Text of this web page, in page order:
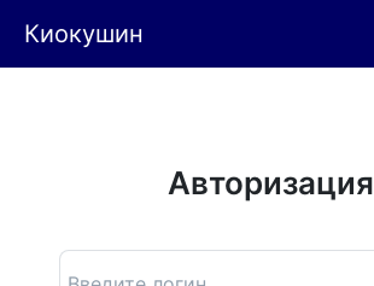
Киокушин
Авторизация